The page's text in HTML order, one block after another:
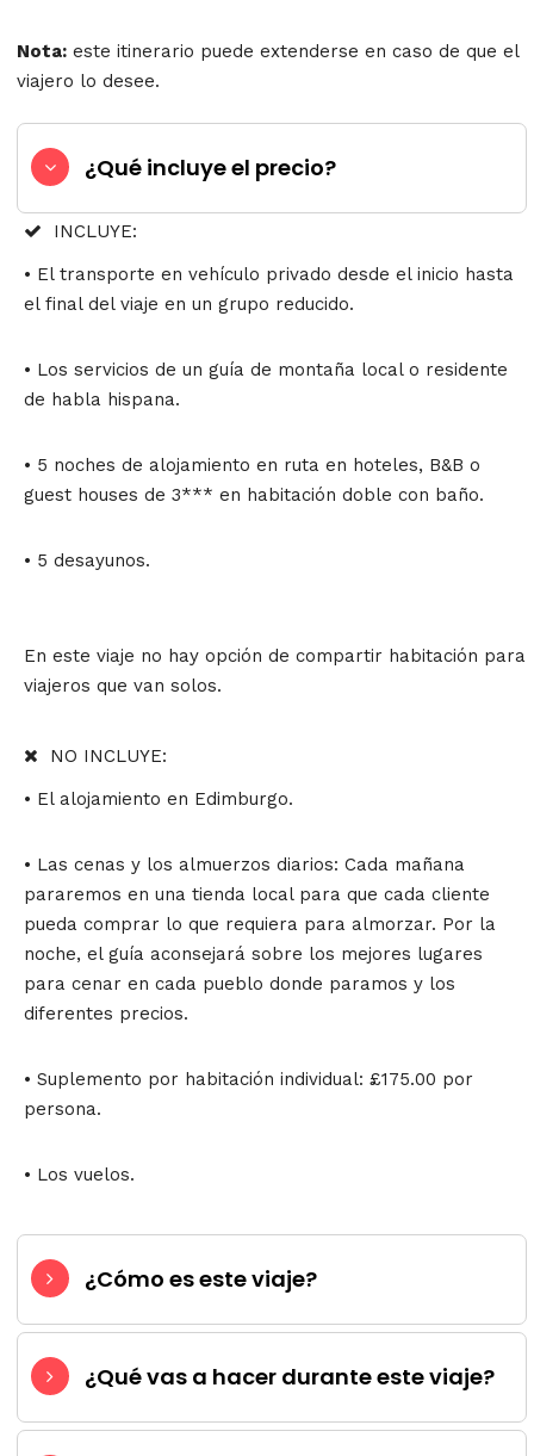
Nota: este itinerario puede extenderse en caso de que el
viajero lo desee.
¿Qué incluye el precio?
INCLUYE:
• El transporte en vehículo privado desde el inicio hasta
el final del viaje en un grupo reducido.
• Los servicios de un guía de montaña local o residente
de habla hispana.
• 5 noches de alojamiento en ruta en hoteles, B&B o
guest houses de 3*** en habitación doble con baño.
• 5 desayunos.
En este viaje no hay opción de compartir habitación para
viajeros que van solos.
NO INCLUYE:
• El alojamiento en Edimburgo.
• Las cenas y los almuerzos diarios: Cada mañana
pararemos en una tienda local para que cada cliente
pueda comprar lo que requiera para almorzar. Por la
noche, el guía aconsejará sobre los mejores lugares
para cenar en cada pueblo donde paramos y los
diferentes precios.
• Suplemento por habitación individual: £175.00 por
persona.
• Los vuelos.
¿Cómo es este viaje?
¿Qué vas a hacer durante este viaje?